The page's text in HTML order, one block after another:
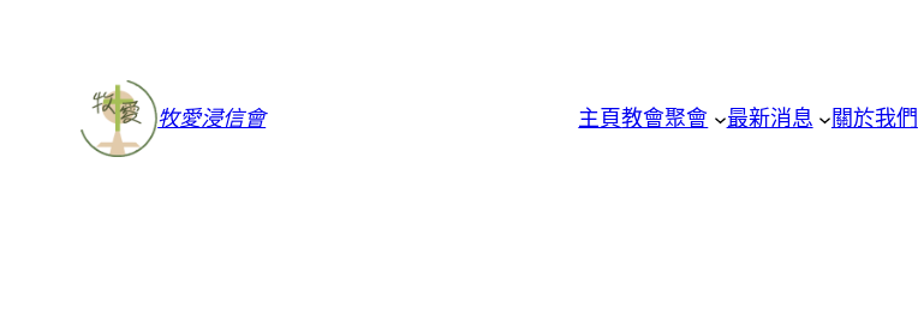
牧愛浸信會 主頁教會聚會 最新消息 關於我們